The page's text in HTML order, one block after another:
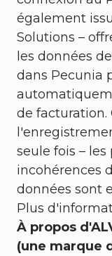
également
Solutions –
les données
dans Pecunia
de facturation.
seule fois –
incohérences
données sont
Plus
À propos
(une marque